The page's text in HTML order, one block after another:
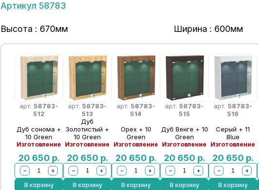
Артикул 58783
Высота : 670мм Ширина : 600мм
арт. 58783-
512
Дуб сонома +
10 Green
Изготовление
20 650 р.
−
+
В корзину
арт. 58783-
513
Дуб
Золотистый +
10 Green
Изготовление
20 650 р.
−
+
В корзину
арт. 58783-
514
Орех + 10
Green
Изготовление
20 650 р.
−
+
В корзину
арт. 58783-
515
Дуб Венге + 10
Green
Изготовление
20 650 р.
−
+
В корзину
арт. 58783-
516
Серый + 11
Blue
Изготовление
20 650 р.
−
+
В корзину